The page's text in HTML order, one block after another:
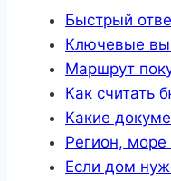
Быстрый
Ключевые
Маршрут
Как считать
Какие
Регион, море
Если дом